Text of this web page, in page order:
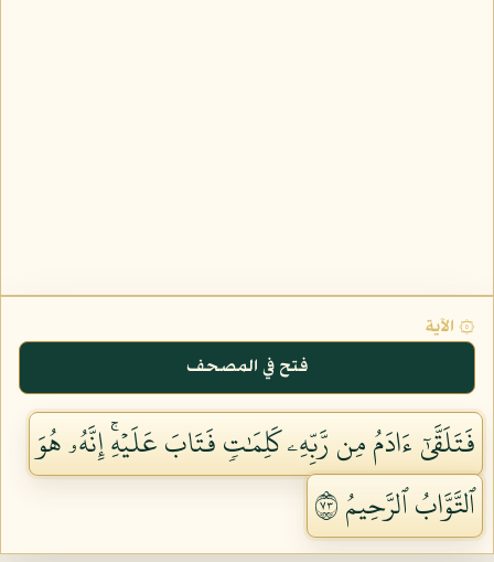
۞ الآية
فتح في المصحف
فَتَلَقَّىٰٓ ءَادَمُ مِن رَّبِّهِۦ كَلِمَٰتٖ فَتَابَ عَلَيۡهِۚ إِنَّهُۥ هُوَ
ٱلتَّوَّابُ ٱلرَّحِيمُ ٣٧